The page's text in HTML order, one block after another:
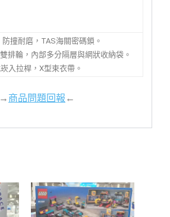
撞耐磨，TAS海關密碼鎖。
排輪，內部多分隔層與網狀收納袋。
入拉桿，X型束衣帶。
→商品問題回報←